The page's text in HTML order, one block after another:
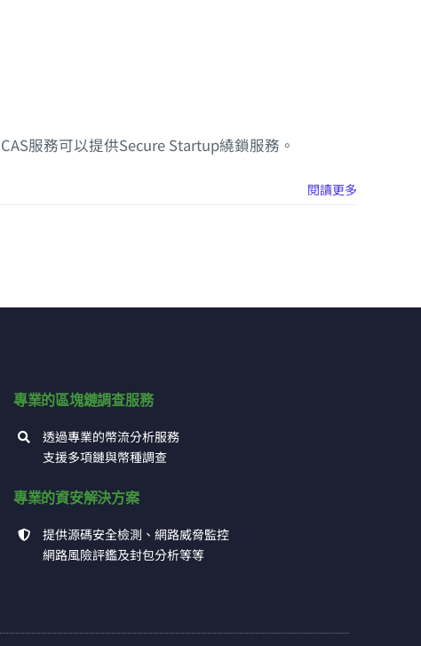
服務可以提供Secure Startup繞鎖服務。
閱讀更多
專業的區塊鏈調查服務
透過專業的幣流分析服務
支援多項鏈與幣種調查
專業的資安解決方案
提供源碼安全檢測、網路威脅監控
網路風險評鑑及封包分析等等